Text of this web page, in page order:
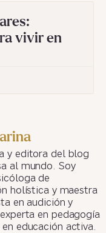
vivir en
y editora del blog
al mundo. Soy
de
holística y maestra
en audición y
en pedagogía
educación activa.